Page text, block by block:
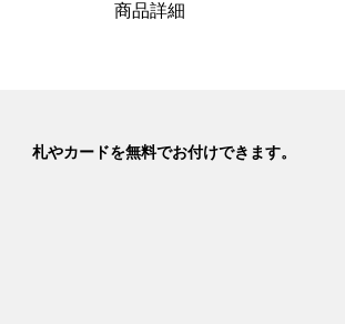
商品詳細
札やカードを無料でお付けできます。